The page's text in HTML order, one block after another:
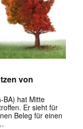
von
BA) hat Mitte
Er sieht für
Beleg für einen